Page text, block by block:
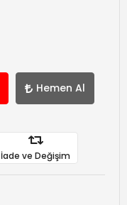
Hemen Al
İade ve Değişim